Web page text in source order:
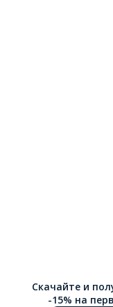
интернет-магазин
Скачайте и
-15% на